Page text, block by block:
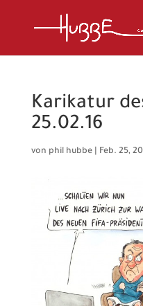
Karikatur
25.02.16
von phil hubbe| Feb. 25,